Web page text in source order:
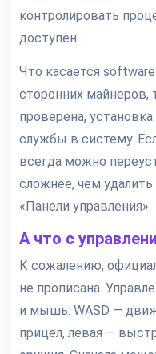
контролировать
доступен.
Что касается
сторонних майнеров,
проверена,
службы в систему.
всегда можно
сложнее, чем
«Панели управления».
А что с
К сожалению,
не прописана.
и мышь: WASD —
прицел, левая —